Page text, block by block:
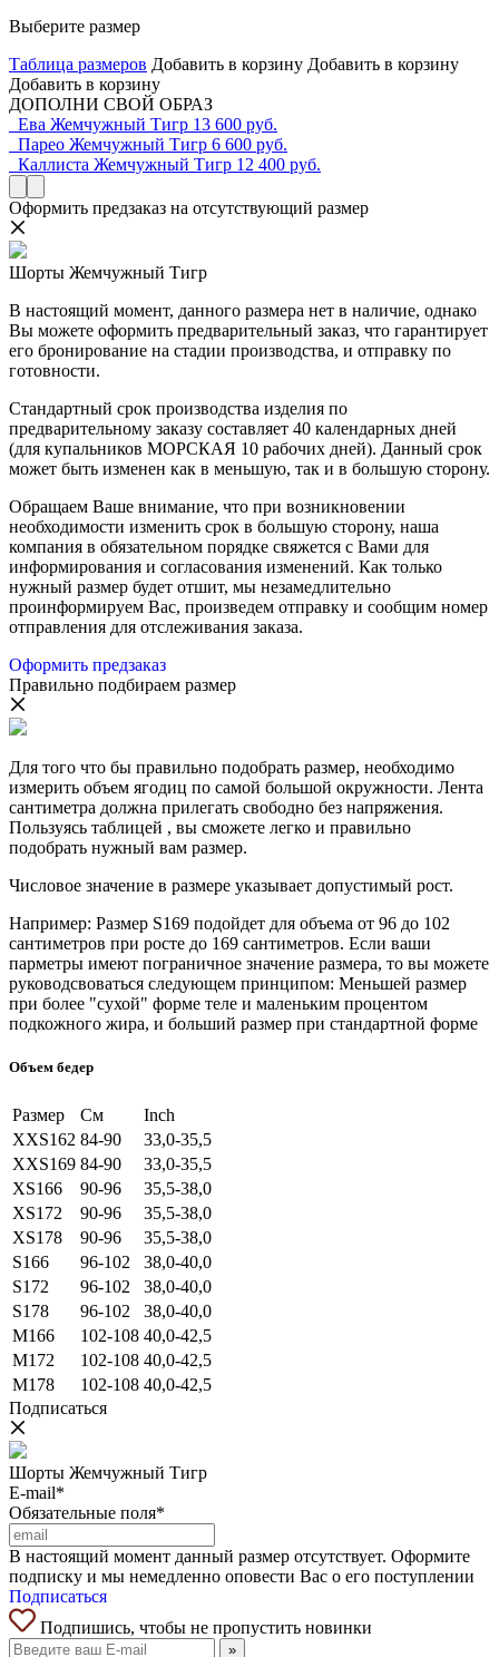
Выберите размер
Таблица размеров Добавить в корзину Добавить в корзину
Добавить в корзину
ДОПОЛНИ СВОЙ ОБРАЗ
Ева Жемчужный Тигр 13 600 руб.
Парео Жемчужный Тигр 6 600 руб.
Каллиста Жемчужный Тигр 12 400 руб.
Оформить предзаказ на отсутствующий размер
Шорты Жемчужный Тигр
В настоящий момент, данного размера нет в наличие, однако
Вы можете оформить предварительный заказ, что гарантирует
его бронирование на стадии производства, и отправку по
готовности.
Стандартный срок производства изделия по
предварительному заказу составляет 40 календарных дней
(для купальников МОРСКАЯ 10 рабочих дней). Данный срок
может быть изменен как в меньшую, так и в большую сторону.
Обращаем Ваше внимание, что при возникновении
необходимости изменить срок в большую сторону, наша
компания в обязательном порядке свяжется с Вами для
информирования и согласования изменений. Как только
нужный размер будет отшит, мы незамедлительно
проинформируем Вас, произведем отправку и сообщим номер
отправления для отслеживания заказа.
Оформить предзаказ
Правильно подбираем размер
Для того что бы правильно подобрать размер, необходимо
измерить объем ягодиц по самой большой окружности. Лента
сантиметра должна прилегать свободно без напряжения.
Пользуясь таблицей , вы сможете легко и правильно
подобрать нужный вам размер.
Числовое значение в размере указывает допустимый рост.
Например: Размер S169 подойдет для объема от 96 до 102
сантиметров при росте до 169 сантиметров. Если ваши
парметры имеют пограничное значение размера, то вы можете
руководсвоваться следующем принципом: Меньшей размер
при более "сухой" форме теле и маленьким процентом
подкожного жира, и больший размер при стандартной форме
Объем бедер
Размер См
Inch
XXS162 84-90
33,0-35,5
XXS169 84-90
33,0-35,5
XS166
90-96
35,5-38,0
XS172
90-96
35,5-38,0
XS178
90-96
35,5-38,0
S166
96-102
38,0-40,0
S172
96-102
38,0-40,0
S178
96-102
38,0-40,0
M166
102-108 40,0-42,5
M172
102-108 40,0-42,5
M178
102-108 40,0-42,5
Подписаться
Шорты Жемчужный Тигр
E-mail*
Обязательные поля*
В настоящий момент данный размер отсутствует. Оформите
подписку и мы немедленно оповести Вас о его поступлении
Подписаться
Подпишись, чтобы не пропустить новинки
»